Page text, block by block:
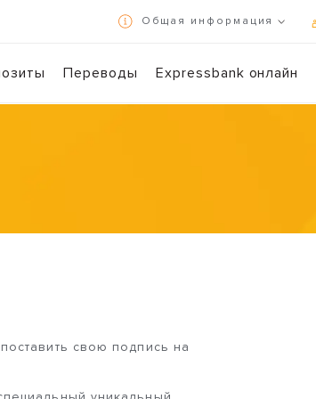
Общая информация
Переводы Expressbank онлайн
свою подпись на